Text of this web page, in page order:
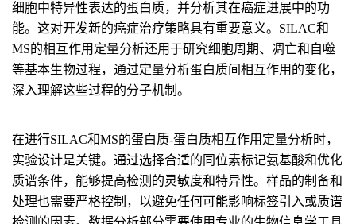
细胞中特异性表达的蛋白质，并分析其在癌症进展中的功
能。这对开发新的癌症治疗策略具有重要意义。SILAC和
MS的相互作用定量分析还用于研究细胞周期、凋亡和自噬
等基本生物过程，通过定量分析蛋白质间相互作用的变化，
深入理解这些过程的分子机制。
在进行SILAC和MS的蛋白质-蛋白质相互作用定量分析时，
实验设计是关键。通过选择合适的同位素标记氨基酸和优化
质谱条件，能够提高检测的灵敏度和特异性。样品的制备和
处理也需要严格控制，以避免任何可能影响标签引入或质谱